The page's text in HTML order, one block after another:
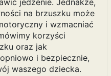
na brzuszku może
i wzmacniać
korzyści
oraz jak
i bezpiecznie,
waszego dziecka.